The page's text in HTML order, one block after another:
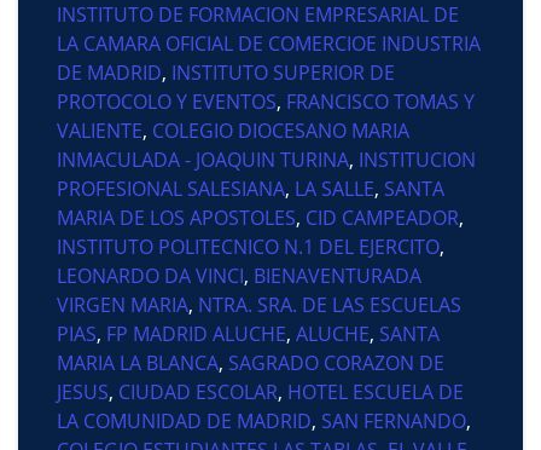
INSTITUTO DE FORMACION EMPRESARIAL DE
LA CAMARA OFICIAL DE COMERCIOE INDUSTRIA
DE MADRID, INSTITUTO SUPERIOR DE
PROTOCOLO Y EVENTOS, FRANCISCO TOMAS Y
VALIENTE, COLEGIO DIOCESANO MARIA
INMACULADA - JOAQUIN TURINA, INSTITUCION
PROFESIONAL SALESIANA, LA SALLE, SANTA
MARIA DE LOS APOSTOLES, CID CAMPEADOR,
INSTITUTO POLITECNICO N.1 DEL EJERCITO,
LEONARDO DA VINCI, BIENAVENTURADA
VIRGEN MARIA, NTRA. SRA. DE LAS ESCUELAS
PIAS, FP MADRID ALUCHE, ALUCHE, SANTA
MARIA LA BLANCA, SAGRADO CORAZON DE
JESUS, CIUDAD ESCOLAR, HOTEL ESCUELA DE
LA COMUNIDAD DE MADRID, SAN FERNANDO,